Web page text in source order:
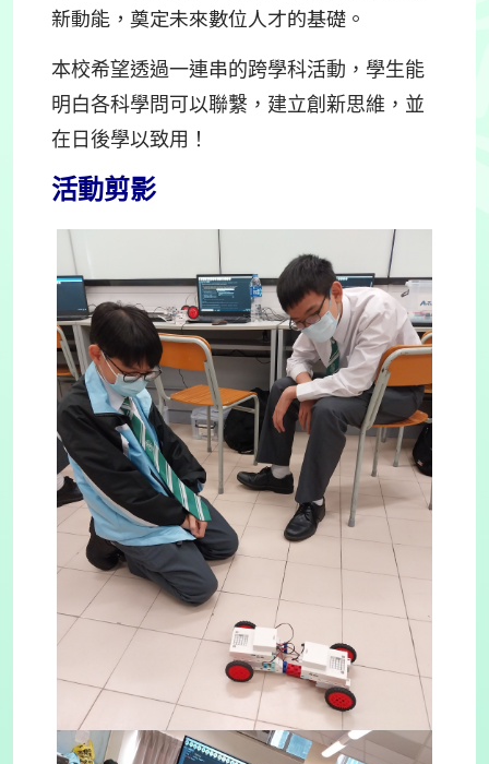
新動能，奠定未來數位人才的基礎。
本校希望透過一連串的跨學科活動，學生能
明白各科學問可以聯繫，建立創新思維，並
在日後學以致用！
活動剪影